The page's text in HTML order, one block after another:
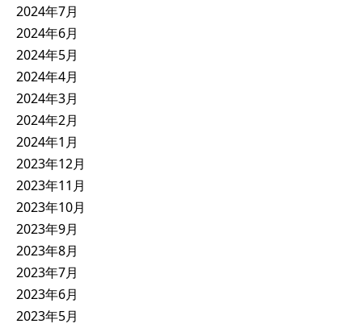
2024年7月
2024年6月
2024年5月
2024年4月
2024年3月
2024年2月
2024年1月
2023年12月
2023年11月
2023年10月
2023年9月
2023年8月
2023年7月
2023年6月
2023年5月